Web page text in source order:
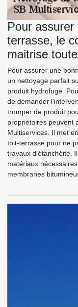
Pour assurer
terrasse, le
maitrise
Pour assurer une
un nettoyage parfait
produit hydrofuge.
de demander
tromper de produit
propriétaires peuvent
Multiservices. Il met
toit-terrasse pour ne
travaux d’étanchéité.
matériaux
membranes